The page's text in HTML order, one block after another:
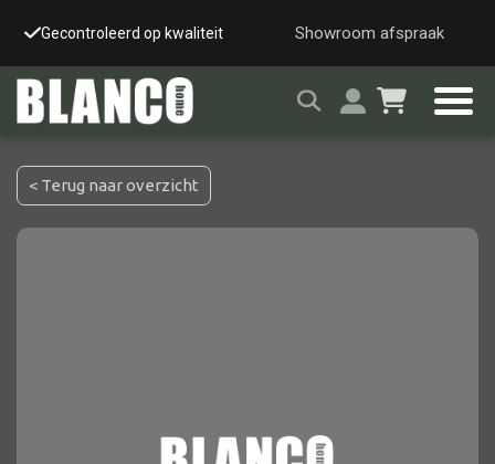
Gecontroleerd op kwaliteit Snelle & veilige
Showroom afspraak
< Terug naar overzicht